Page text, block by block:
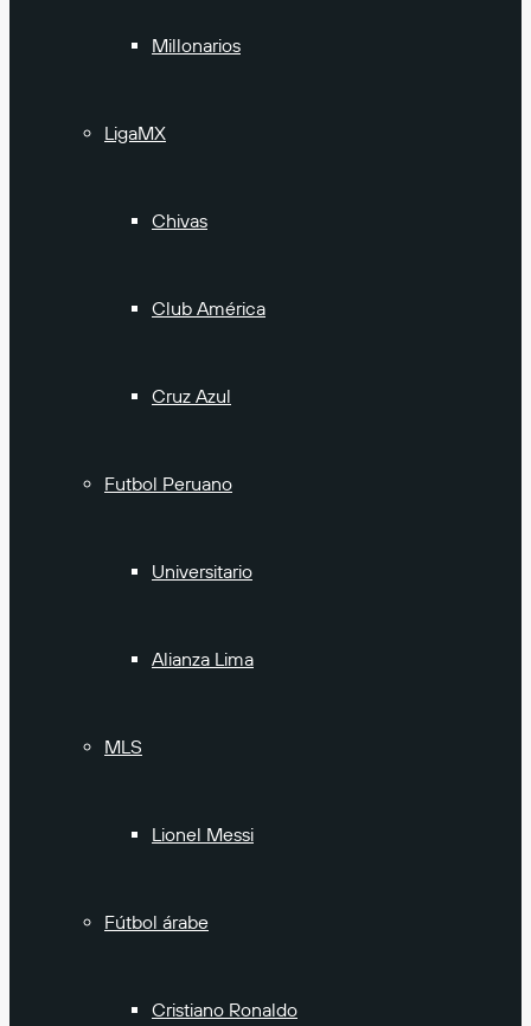
Millonarios
LigaMX
Chivas
Club América
Cruz Azul
Futbol Peruano
Universitario
Alianza Lima
MLS
Lionel Messi
Fútbol árabe
Cristiano Ronaldo